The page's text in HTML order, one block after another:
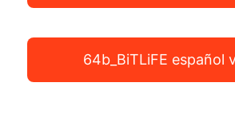
64b_BiTLiFE español